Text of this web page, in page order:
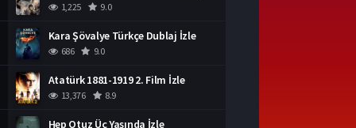
1,225 9.0
Kara Şövalye Türkçe Dublaj İzle
686 9.0
Atatürk 1881-1919 2. Film İzle
13,376 8.9
Hep Otuz Üç Yaşında İzle